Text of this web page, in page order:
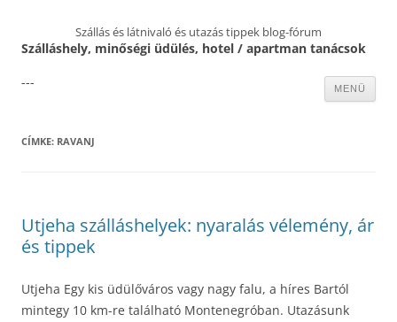
Szállás és látnivaló és utazás tippek blog-fórum
Szálláshely, minőségi üdülés, hotel / apartman tanácsok
MENÜ
---
CÍMKE: RAVANJ
Utjeha szálláshelyek: nyaralás vélemény, ár
és tippek
Utjeha Egy kis üdülőváros vagy nagy falu, a híres Bartól
mintegy 10 km-re található Montenegróban. Utazásunk